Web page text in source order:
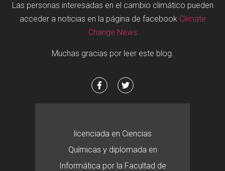
Las personas interesadas en el cambio climático pueden
acceder a noticias en la página de facebook Climate
Change News
Muchas gracias por leer este blog.
licenciada en Ciencias
Químicas y diplomada en
Informática por la Facultad de